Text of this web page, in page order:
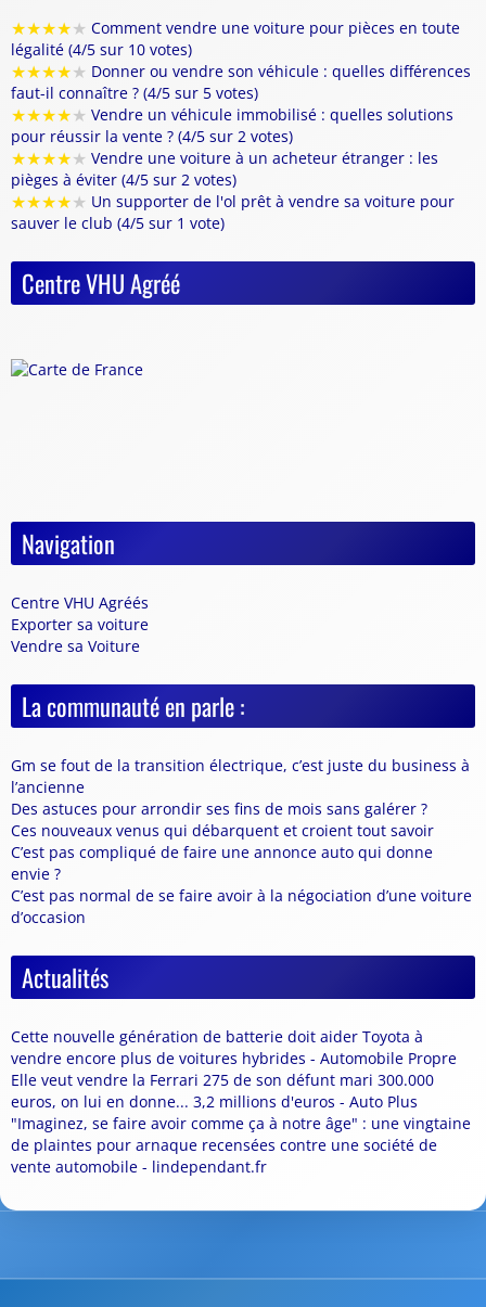
★★★★★ Comment vendre une voiture pour pièces en toute
légalité (4/5 sur 10 votes)
★★★★★ Donner ou vendre son véhicule : quelles différences
faut-il connaître ? (4/5 sur 5 votes)
★★★★★ Vendre un véhicule immobilisé : quelles solutions
pour réussir la vente ? (4/5 sur 2 votes)
★★★★★ Vendre une voiture à un acheteur étranger : les
pièges à éviter (4/5 sur 2 votes)
★★★★★ Un supporter de l'ol prêt à vendre sa voiture pour
sauver le club (4/5 sur 1 vote)
Centre VHU Agréé
Navigation
Centre VHU Agréés
Exporter sa voiture
Vendre sa Voiture
La communauté en parle :
Gm se fout de la transition électrique, c’est juste du business à
l’ancienne
Des astuces pour arrondir ses fins de mois sans galérer ?
Ces nouveaux venus qui débarquent et croient tout savoir
C’est pas compliqué de faire une annonce auto qui donne
envie ?
C’est pas normal de se faire avoir à la négociation d’une voiture
d’occasion
Actualités
Cette nouvelle génération de batterie doit aider Toyota à
vendre encore plus de voitures hybrides - Automobile Propre
Elle veut vendre la Ferrari 275 de son défunt mari 300.000
euros, on lui en donne... 3,2 millions d'euros - Auto Plus
"Imaginez, se faire avoir comme ça à notre âge" : une vingtaine
de plaintes pour arnaque recensées contre une société de
vente automobile - lindependant.fr